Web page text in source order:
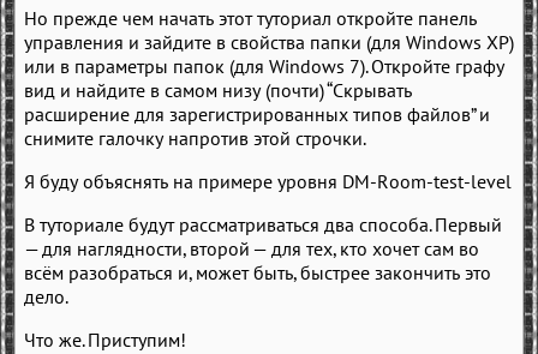
Но прежде чем начать этот туториал откройте панель
управления и зайдите в свойства папки (для Windows XP)
или в параметры папок (для Windows 7). Откройте графу
вид и найдите в самом низу (почти) “Скрывать
расширение для зарегистрированных типов файлов” и
снимите галочку напротив этой строчки.
Я буду объяснять на примере уровня DM-Room-test-level
В туториале будут рассматриваться два способа. Первый
— для наглядности, второй — для тех, кто хочет сам во
всём разобраться и, может быть, быстрее закончить это
дело.
Что же. Приступим!